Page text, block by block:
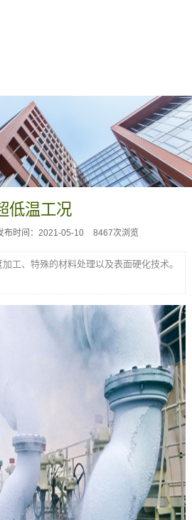
低温工况
布时间：2021-05-10 8467次浏览
工、特殊的材料处理以及表面硬化技术。